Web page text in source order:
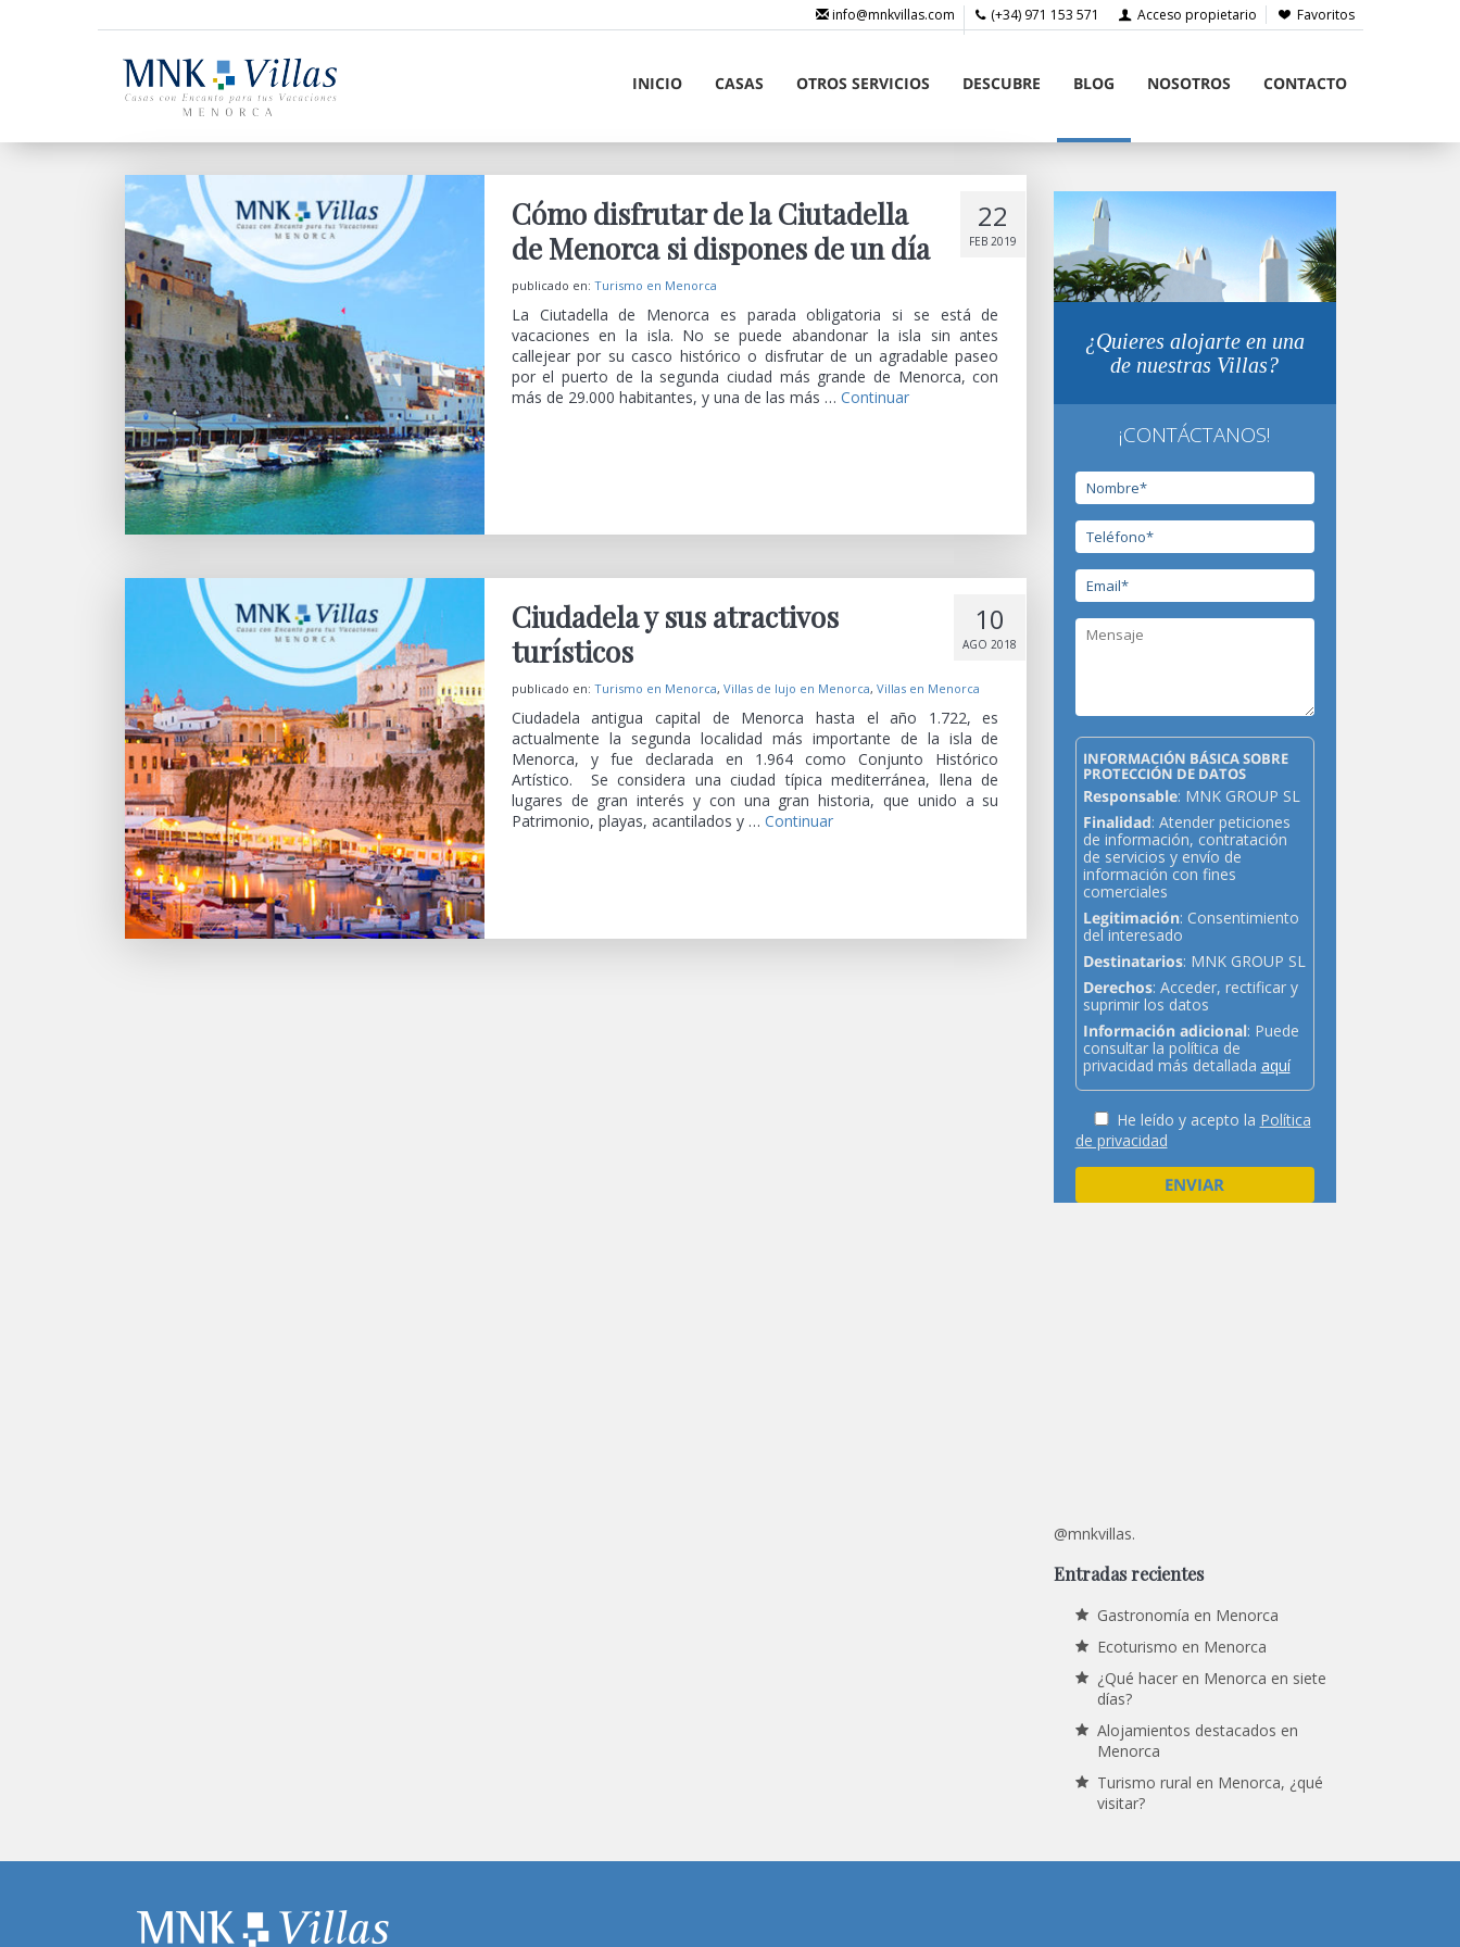
Favoritos
Acceso propietario
(+34) 971 153 571
info@mnkvillas.com
INICIO CASAS OTROS SERVICIOS DESCUBRE BLOG NOSOTROS CONTACTO
22
FEB 2019
Cómo disfrutar de la Ciutadella
de Menorca si dispones de un día
publicado en: Turismo en Menorca
La Ciutadella de Menorca es parada obligatoria si se está de
vacaciones en la isla. No se puede abandonar la isla sin antes
callejear por su casco histórico o disfrutar de un agradable paseo
por el puerto de la segunda ciudad más grande de Menorca, con
más de 29.000 habitantes, y una de las más … Continuar
10
AGO 2018
Ciudadela y sus atractivos
turísticos
publicado en: Turismo en Menorca, Villas de lujo en Menorca, Villas en Menorca
Ciudadela antigua capital de Menorca hasta el año 1.722, es
actualmente la segunda localidad más importante de la isla de
Menorca, y fue declarada en 1.964 como Conjunto Histórico
Artístico. Se considera una ciudad típica mediterránea, llena de
lugares de gran interés y con una gran historia, que unido a su
Patrimonio, playas, acantilados y … Continuar
¿Quieres alojarte en una
de nuestras Villas?
¡CONTÁCTANOS!
INFORMACIÓN BÁSICA SOBRE
PROTECCIÓN DE DATOS
Responsable: MNK GROUP SL
Finalidad: Atender peticiones
de información, contratación
de servicios y envío de
información con fines
comerciales
Legitimación: Consentimiento
del interesado
Destinatarios: MNK GROUP SL
Derechos: Acceder, rectificar y
suprimir los datos
Información adicional: Puede
consultar la política de
privacidad más detallada aquí
He leído y acepto la Política
de privacidad
@mnkvillas.
Entradas recientes
Gastronomía en Menorca
Ecoturismo en Menorca
¿Qué hacer en Menorca en siete
días?
Alojamientos destacados en
Menorca
Turismo rural en Menorca, ¿qué
visitar?